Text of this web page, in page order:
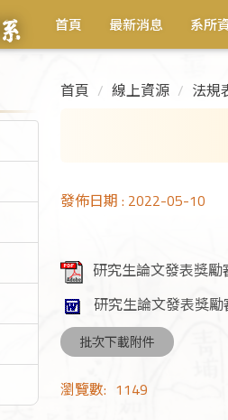
首頁 最新消息 系所
首頁 線上資源 法規
發佈日期 : 2022-05-10
研究生論文發表獎
研究生論文發表獎
批次下載附件
瀏覽數: 1149